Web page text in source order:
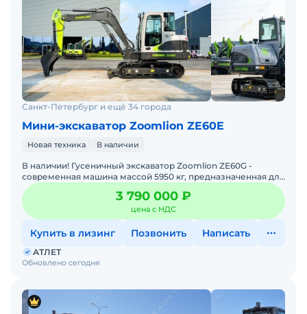
Санкт-Петербург и ещё 34 города
Мини-экскаватор Zoomlion ZE60E
Новая техника В наличии
В наличии! Гусеничный экскаватор Zoomlion ZE60G -
современная машина массой 5950 кг, предназначенная для
выполнения строительных, дорожных, коммунальных и
земля
3 790 000 ₽
цена с НДС
Купить в лизинг Позвонить Написать
Обновлено сегодня
АТЛЕТ